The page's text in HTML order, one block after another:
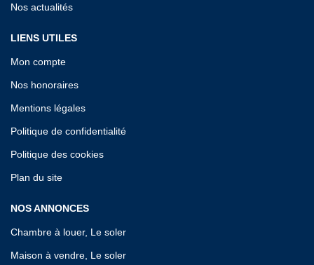
Nos actualités
LIENS UTILES
Mon compte
Nos honoraires
Mentions légales
Politique de confidentialité
Politique des cookies
Plan du site
NOS ANNONCES
Chambre à louer, Le soler
Maison à vendre, Le soler